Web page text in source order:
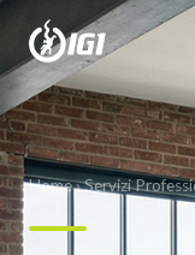
Home›Servizi